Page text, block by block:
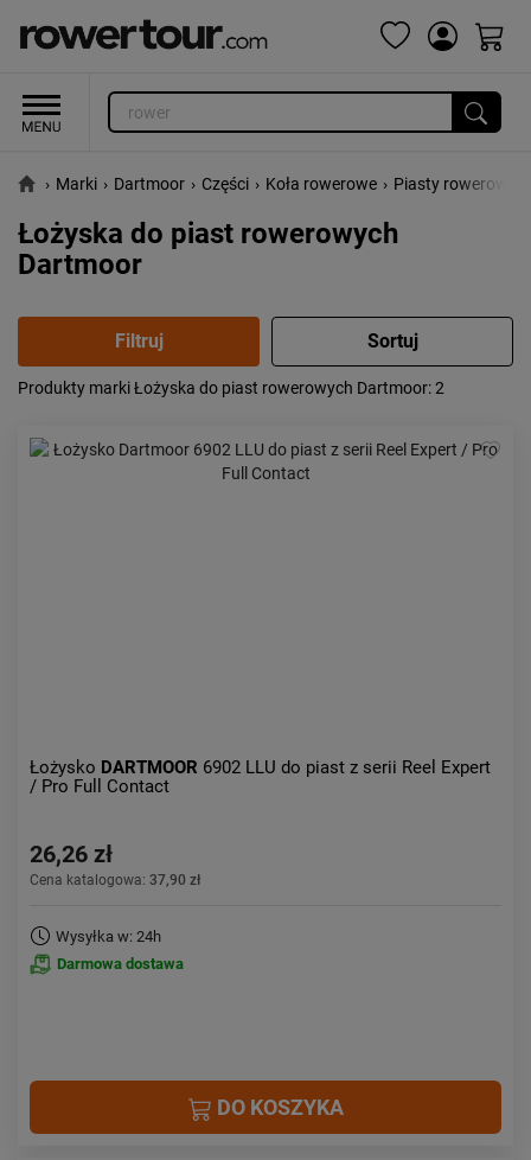
› Marki › Dartmoor › Części › Koła rowerowe › Piasty rowerowe
Łożyska do piast rowerowych
Dartmoor
Popularność:
największa
od najwyższej
Produkty marki Łożyska do piast rowerowych Dartmoor: 2
Łożysko DARTMOOR 6902 LLU do piast z serii Reel Expert
/ Pro Full Contact
26,26 zł
Cena katalogowa: 37,90 zł
Wysyłka w: 24h
Darmowa dostawa
DO KOSZYKA